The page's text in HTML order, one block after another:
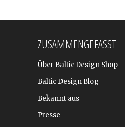
ZUSAMMENGEFASST
Über Baltic Design Shop
Baltic Design Blog
Bekannt aus
Presse